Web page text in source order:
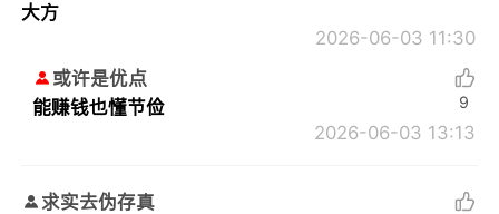
大方
2026-06-03 11:30
或许是优点
能赚钱也懂节俭
2026-06-03 13:13
9
求实去伪存真